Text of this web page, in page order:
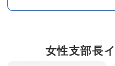
女性支部長